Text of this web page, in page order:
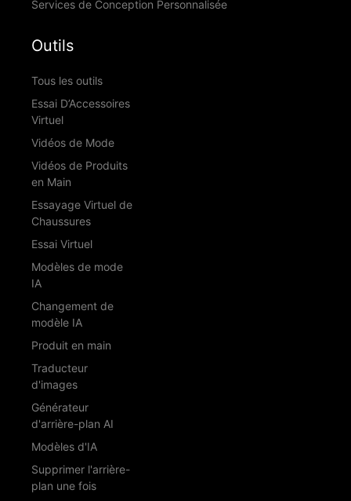
Services de Conception Personnalisée
Outils
Tous les outils
Essai D’Accessoires
Virtuel
Vidéos de Mode
Vidéos de Produits
en Main
Essayage Virtuel de
Chaussures
Essai Virtuel
Modèles de mode
IA
Changement de
modèle IA
Produit en main
Traducteur
d'images
Générateur
d'arrière-plan AI
Modèles d'IA
Supprimer l'arrière-
plan une fois